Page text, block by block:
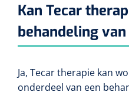
Kan Tecar
behandeling
Ja, Tecar therapie kan
onderdeel van een